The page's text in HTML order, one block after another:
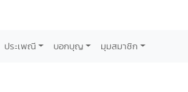
ประเพณี บอกบุญ มุมสมาชิก